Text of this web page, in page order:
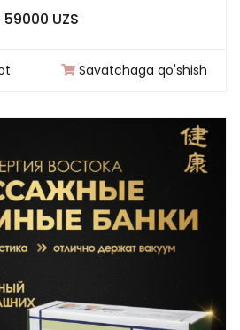
59000 UZS
Savatchaga qo'shish